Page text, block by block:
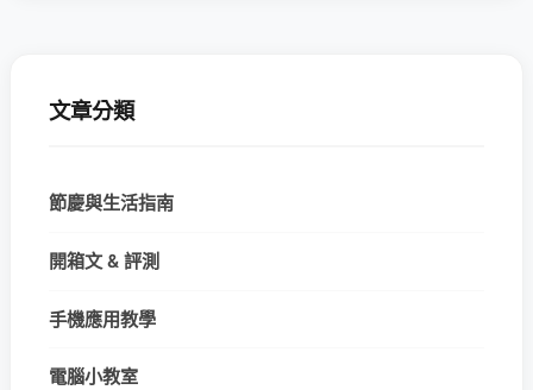
文章分類
節慶與生活指南
開箱文 & 評測
手機應用教學
電腦小教室